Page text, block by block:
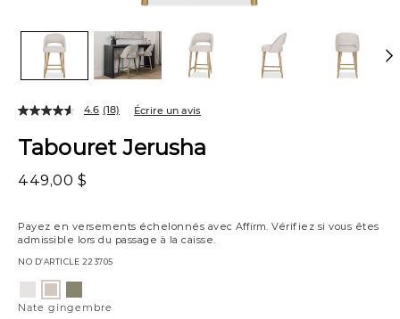
Tabouret Jerusha
449,00 $
Payez en versements échelonnés avec Affirm. Vérifiez si vous êtes
admissible lors du passage à la caisse.
NO D’ARTICLE 223705
4.6 (18) Écrire un avis
Variations
poivregingembre
forêt
Nate gingembre